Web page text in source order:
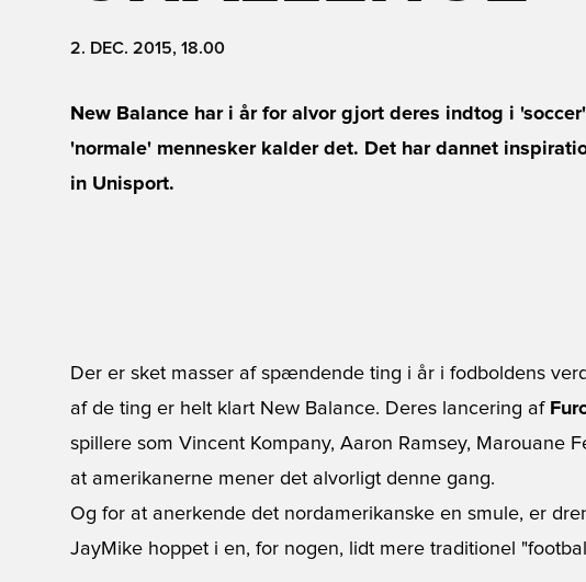
2. DEC. 2015, 18.00
New Balance har i år for alvor gjort deres indtog i
'normale' mennesker kalder det. Det har dannet
in Unisport.
Der er sket masser af spændende ting i år i fodboldens
af de ting er helt klart New Balance. Deres lancering af
spillere som Vincent Kompany, Aaron Ramsey, Marouane
at amerikanerne mener det alvorligt denne gang.
Og for at anerkende det nordamerikanske en smule, er
JayMike hoppet i en, for nogen, lidt mere traditionel